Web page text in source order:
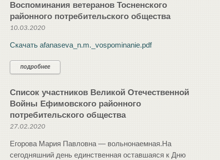
Воспоминания ветеранов Тосненского
районного потребительского общества
10.03.2020
Скачать afanaseva_n.m._vospominanie.pdf
подробнее
Список участников Великой Отечественной
Войны Ефимовского районного
потребительского общества
27.02.2020
Егорова Мария Павловна — вольнонаемная.На
сегодняшний день единственная оставшаяся к Дню